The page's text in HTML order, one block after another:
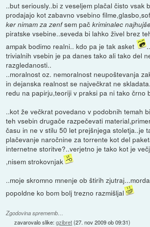
..but seriously..bi z veseljem plačal čisto vsak
prodajajo kot zabavno vsebino
ker nimam za zenfsem pačkriminalec
piratske vsebine..seveda bi lahko živel brez
ampak bodimo realni.. kdo pa je tak asket
trivialnih vsebin je pa danes tako ali tako del
razgledanosti..
..moralnost oz. nemoralnost neupoštevanja
in dejanska realnost se največkrat ne
redu na papirju,teoriji v praksi pa ni tako črno
..kot že večkrat povedano v podobnih temah
teh vsebin drugače razpečevati
času in ne v stilu 50 let prejšnjega stoletja..je
plačevanje naročnine za torrente kot del
internetne storitve?..verjetno je tako kot je
,nisem strokovnjak
..moje skromno mnenje ob štirih
popoldne ko bom bolj trezno razmišljal
Zgodovina sprememb…
zavarovalo slike:gzibret(27. nov 2009 ob 09:31)